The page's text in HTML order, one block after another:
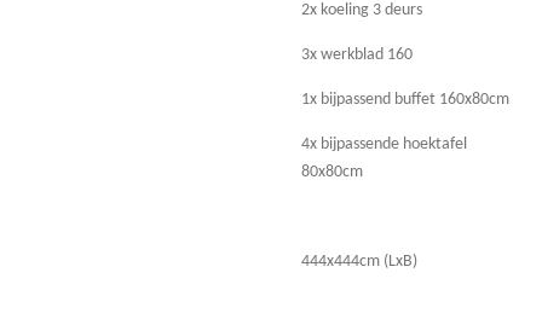
2x koeling 3 deurs
3x werkblad 160
1x bijpassend buffet 160x80cm
4x bijpassende hoektafel
80x80cm
444x444cm (LxB)